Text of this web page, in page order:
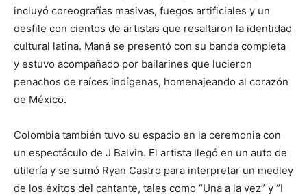
incluyó coreografías masivas, fuegos artificiales y un
desfile con cientos de artistas que resaltaron la identidad
cultural latina. Maná se presentó con su banda completa
y estuvo acompañado por bailarines que lucieron
penachos de raíces indígenas, homenajeando al corazón
de México.
Colombia también tuvo su espacio en la ceremonia con
un espectáculo de J Balvin. El artista llegó en un auto de
utilería y se sumó Ryan Castro para interpretar un medley
de los éxitos del cantante, tales como “Una a la vez” y “I